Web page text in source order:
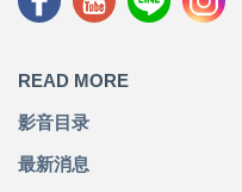
READ MORE
影音目录
最新消息